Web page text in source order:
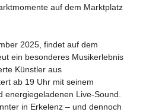
auf dem Marktplatz
2025, findet auf dem
ein besonderes Musikerlebnis
Künstler aus
ab 19 Uhr mit seinem
energiegeladenen Live-Sound.
in Erkelenz – und dennoch